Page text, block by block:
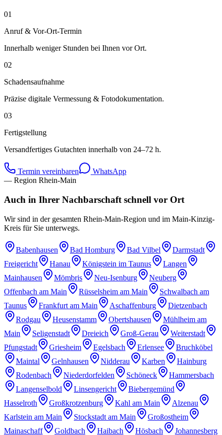
01
Anruf & Vor-Ort-Termin
Innerhalb weniger Stunden bei Ihnen vor Ort.
02
Schadensaufnahme
Präzise digitale Vermessung & Fotodokumentation.
03
Fertigstellung
Versandfertiges Gutachten innerhalb von 24–72 h.
Termin vereinbaren
WhatsApp
— Region Rhein-Main
Auch in Ihrer Nachbarschaft schnell vor Ort
Wir sind in der gesamten Rhein-Main-Region und im Main-Kinzig-
Kreis für Sie unterwegs.
Babenhausen Bad Homburg Bad Vilbel
Darmstadt
Freigericht
Hanau Königstein im Taunus
Langen
Mainhausen
Mömbris Neu-Isenburg
Neuberg
Offenbach am Main
Rüsselsheim am Main
Schwalbach am
Taunus
Frankfurt am Main Aschaffenburg
Dietzenbach
Rodgau
Heusenstamm Obertshausen
Mühlheim am
Main
Seligenstadt Dreieich Groß-Gerau
Weiterstadt
Pfungstadt
Griesheim Egelsbach Erlensee
Bruchköbel
Maintal
Gelnhausen Nidderau Karben
Hainburg
Rodenbach
Niederdorfelden Schöneck
Hammersbach
Langenselbold
Linsengericht
Biebergemünd
Hasselroth
Großkrotzenburg Kahl am Main
Alzenau
Karlstein am Main
Stockstadt am Main
Großostheim
Mainaschaff
Goldbach Haibach Hösbach Johannesberg